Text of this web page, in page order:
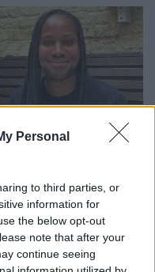
Personal
to third parties, or
information for
the below opt-out
note that after your
continue seeing
nga detyra pas